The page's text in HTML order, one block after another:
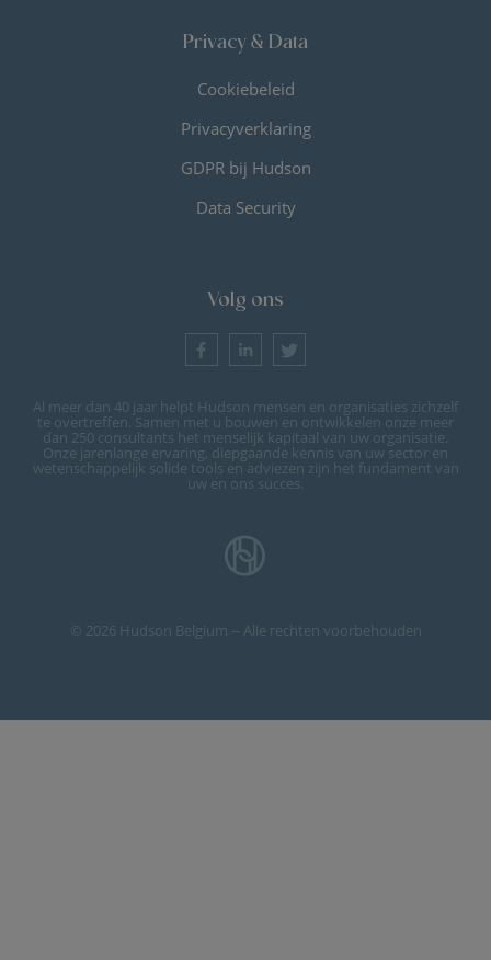
Privacy & Data
Cookiebeleid
Privacyverklaring
GDPR bij Hudson
Data Security
Volg ons
Al meer dan 40 jaar helpt Hudson mensen en organisaties zichzelf
te overtreffen. Samen met u bouwen en ontwikkelen onze meer
dan 250 consultants het menselijk kapitaal van uw organisatie.
Onze jarenlange ervaring, diepgaande kennis van uw sector en
wetenschappelijk solide tools en adviezen zijn het fundament van
uw en ons succes.
© 2026 Hudson Belgium -- Alle rechten voorbehouden